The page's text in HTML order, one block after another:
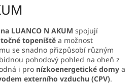
LUANCO N AKUM spojují
topeniště a možnost
se snadno přizpůsobí různým
pohodový pohled na oheň z
i pro nízkoenergetické domy a
externího vzduchu (CPV).